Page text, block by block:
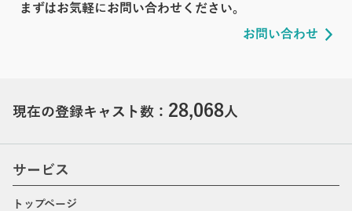
まずはお気軽にお問い合わせください。
お問い合わせ
現在の登録キャスト数： 28,068人
サービス
トップページ